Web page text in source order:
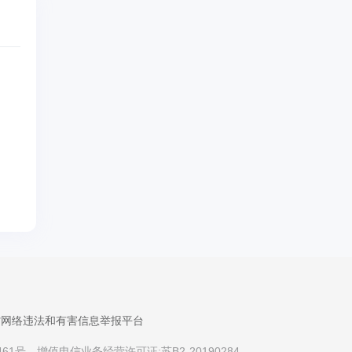
络违法和有害信息举报平台